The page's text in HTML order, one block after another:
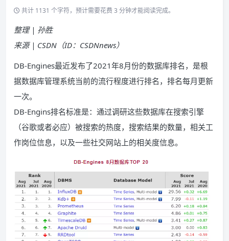
共计 1131 个字符，预计需要花费 3 分钟才能阅读完成。
整理 | 孙胜
来源 | CSDN（ID：CSDNnews）
DB-Engines最近发布了2021年8月份的数据库排名，是根
据数据库管理系统当前的流行程度进行排名，排名每月更新
一次。
DB-Engins排名标准是：通过调研这些数据库在搜索引擎
（谷歌或者必应）被搜索的热度，搜索结果的数量，相关工
作岗位信息，以及一些社交网站上的相关度信息。